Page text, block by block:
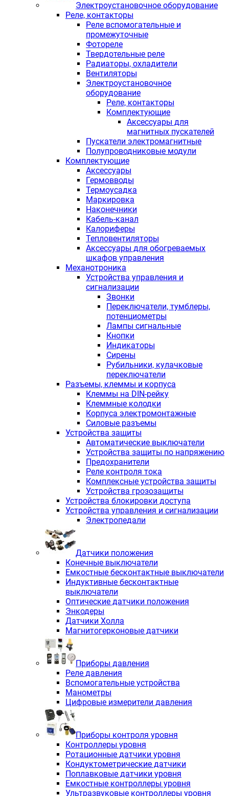
Электроустановочное оборудование
Реле, контакторы
Реле вспомогательные и
промежуточные
Фотореле
Твердотельные реле
Радиаторы, охладители
Вентиляторы
Электроустановочное
оборудование
Реле, контакторы
Комплектующие
Аксессуары для
магнитных пускателей
Пускатели электромагнитные
Полупроводниковые модули
Комплектующие
Аксессуары
Гермовводы
Термоусадка
Маркировка
Наконечники
Кабель-канал
Калориферы
Тепловентиляторы
Аксессуары для обогреваемых
шкафов управления
Механотроника
Устройства управления и
сигнализации
Звонки
Переключатели, тумблеры,
потенциометры
Лампы сигнальные
Кнопки
Индикаторы
Сирены
Рубильники, кулачковые
переключатели
Разъемы, клеммы и корпуса
Клеммы на DIN-рейку
Клеммные колодки
Корпуса электромонтажные
Силовые разъемы
Устройства защиты
Автоматические выключатели
Устройства защиты по напряжению
Предохранители
Реле контроля тока
Комплексные устройства защиты
Устройства грозозащиты
Устройства блокировки доступа
Устройства управления и сигнализации
Электропедали
Датчики положения
Конечные выключатели
Емкостные бесконтактные выключатели
Индуктивные бесконтактные
выключатели
Оптические датчики положения
Энкодеры
Датчики Холла
Магнитогерконовые датчики
Приборы давления
Реле давления
Вспомогательные устройства
Манометры
Цифровые измерители давления
Приборы контроля уровня
Контроллеры уровня
Ротационные датчики уровня
Кондуктометрические датчики
Поплавковые датчики уровня
Емкостные контроллеры уровня
Ультразвуковые контроллеры уровня